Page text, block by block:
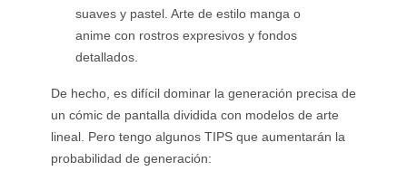
suaves y pastel. Arte de estilo manga o
anime con rostros expresivos y fondos
detallados.
De hecho, es difícil dominar la generación precisa de
un cómic de pantalla dividida con modelos de arte
lineal. Pero tengo algunos TIPS que aumentarán la
probabilidad de generación: